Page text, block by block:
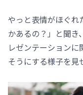
やっと表情がほぐれ
かあるの？」と聞き
レゼンテーション
そうにする様子を見